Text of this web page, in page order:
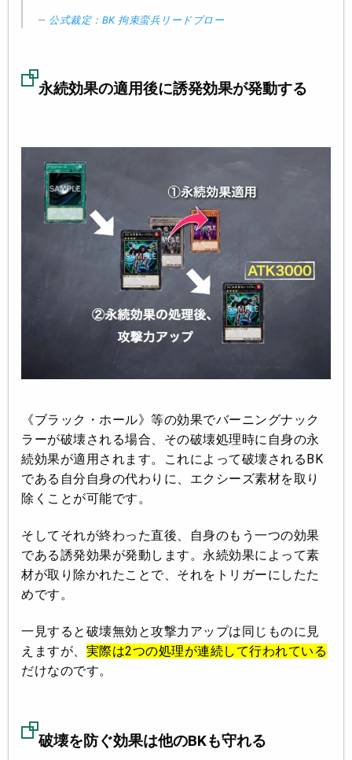
公式裁定：BK 拘束蛮兵リードブロー
永続効果の適用後に誘発効果が発動する
《ブラック・ホール》等の効果でバーニングナック
ラーが破壊される場合、その破壊処理時に自身の永
続効果が適用されます。これによって破壊されるBK
である自分自身の代わりに、エクシーズ素材を取り
除くことが可能です。
そしてそれが終わった直後、自身のもう一つの効果
である誘発効果が発動します。永続効果によって素
材が取り除かれたことで、それをトリガーにしたた
めです。
一見すると破壊無効と攻撃力アップは同じものに見
えますが、 実際は2つの処理が連続して行われている
だけなのです。
破壊を防ぐ効果は他のBKも守れる